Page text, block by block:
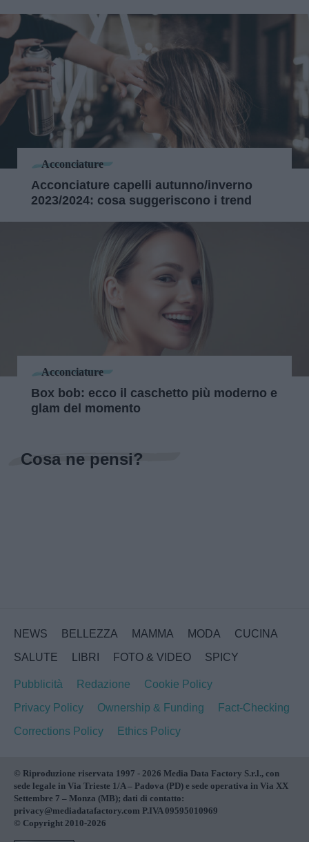
Acconciature
Acconciature capelli autunno/inverno
2023/2024: cosa suggeriscono i trend
Acconciature
Box bob: ecco il caschetto più moderno e
glam del momento
Cosa ne pensi?
NEWS BELLEZZA MAMMA MODA
CUCINA
SALUTE
LIBRI FOTO & VIDEO SPICY
Pubblicità Redazione
Cookie Policy
Privacy Policy
Ownership & Funding
Fact-Checking
Corrections Policy
Ethics Policy
© Riproduzione riservata 1997 - 2026 Media Data Factory S.r.l., con
sede legale in Via Trieste 1/A – Padova (PD) e sede operativa in Via XX
Settembre 7 – Monza (MB); dati di contatto:
privacy@mediadatafactory.com P.IVA 09595010969
© Copyright 2010-2026